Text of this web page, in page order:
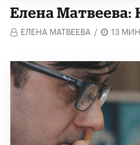
Елена Матвеева:
ЕЛЕНА МАТВЕЕВА / 13 МИН.